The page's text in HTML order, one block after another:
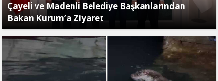
Çayeli ve Madenli Belediye Başkanlarından
Bakan Kurum’a Ziyaret